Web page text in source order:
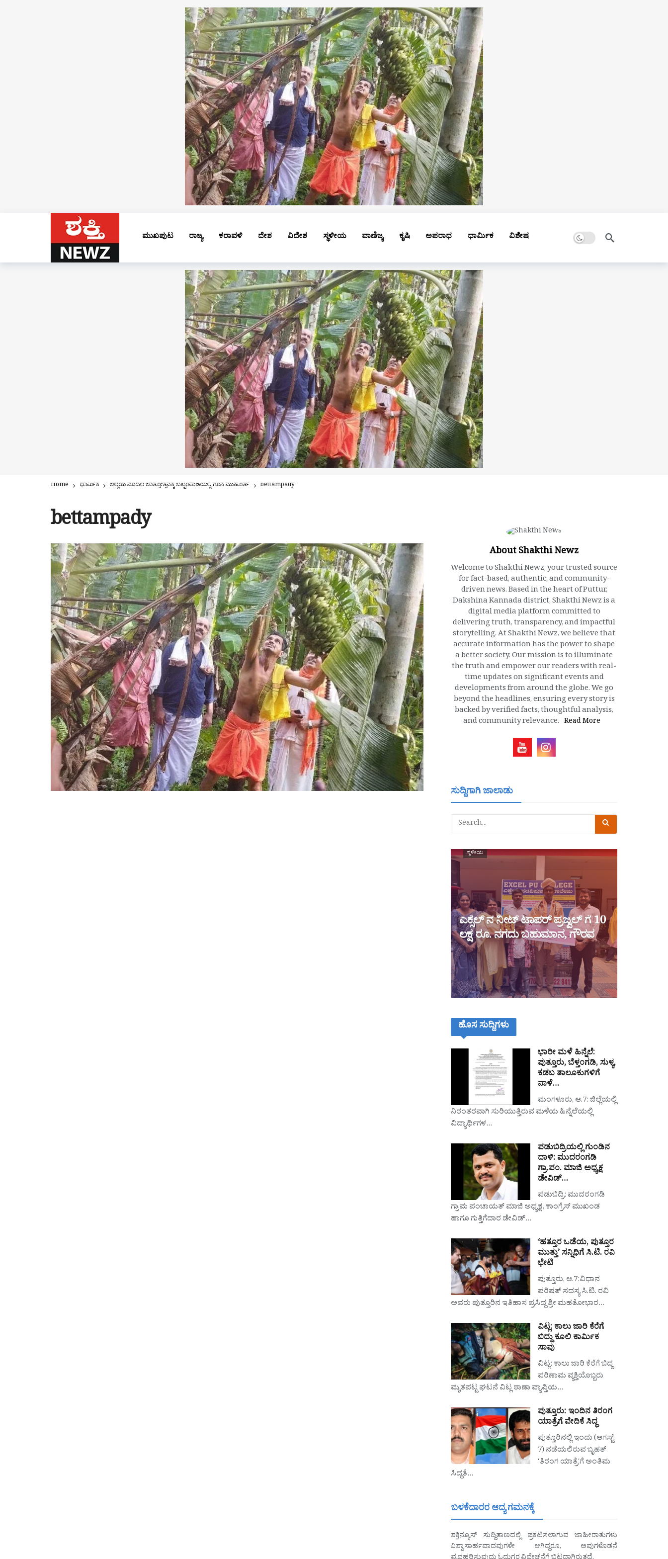
ಮುಖಪುಟ ರಾಜ್ಯ ಕರಾವಳಿ ದೇಶ ವಿದೇಶ ಸ್ಥಳೀಯ ವಾಣಿಜ್ಯ ಕೃಷಿ ಅಪರಾಧ ಧಾರ್ಮಿಕ ವಿಶೇಷ Dark mode
Home ಧಾರ್ಮಿಕ ಜಿಲ್ಲೆಯ ಮೊದಲ ಜಾತ್ರೋತ್ಸವಕ್ಕೆ ಬೆಟ್ಟಂಪಾಡಿಯಲ್ಲಿ ಗೊನೆ ಮುಹೂರ್ತ bettampady
bettampady
About Shakthi Newz
Welcome to Shakthi Newz, your trusted source
for fact-based, authentic, and community-
driven news. Based in the heart of Puttur,
Dakshina Kannada district, Shakthi Newz is a
digital media platform committed to
delivering truth, transparency, and impactful
storytelling. At Shakthi Newz, we believe that
accurate information has the power to shape
a better society. Our mission is to illuminate
the truth and empower our readers with real-
time updates on significant events and
developments from around the globe. We go
beyond the headlines, ensuring every story is
backed by verified facts, thoughtful analysis,
and community relevance. Read More
ಸುದ್ದಿಗಾಗಿ ಜಾಲಾಡು
ಸ್ಥಳೀಯ
ಎಕ್ಸೆಲ್ ನ ನೀಟ್ ಟಾಪರ್ ಪ್ರಜ್ವಲ್ ಗೆ 10
ಲಕ್ಷ ರೂ. ನಗದು ಬಹುಮಾನ, ಗೌರವ
ಹೊಸ ಸುದ್ದಿಗಳು
ಭಾರೀ ಮಳೆ ಹಿನ್ನೆಲೆ:
ಪುತ್ತೂರು, ಬೆಳ್ತಂಗಡಿ, ಸುಳ್ಯ,
ಕಡಬ ತಾಲೂಕುಗಳಿಗೆ
ನಾಳೆ…
ಮಂಗಳೂರು, ಆ.7: ಜಿಲ್ಲೆಯಲ್ಲಿ
ನಿರಂತರವಾಗಿ ಸುರಿಯುತ್ತಿರುವ ಮಳೆಯ ಹಿನ್ನೆಲೆಯಲ್ಲಿ
ವಿದ್ಯಾರ್ಥಿಗಳ…
ಪಡುಬಿದ್ರಿಯಲ್ಲಿ ಗುಂಡಿನ
ದಾಳಿ: ಮುದರಂಗಡಿ
ಗ್ರಾ.ಪಂ. ಮಾಜಿ ಅಧ್ಯಕ್ಷ
ಡೇವಿಡ್…
ಪಡುಬಿದ್ರಿ: ಮುದರಂಗಡಿ
ಗ್ರಾಮ ಪಂಚಾಯತ್ ಮಾಜಿ ಅಧ್ಯಕ್ಷ, ಕಾಂಗ್ರೆಸ್ ಮುಖಂಡ
ಹಾಗೂ ಗುತ್ತಿಗೆದಾರ ಡೇವಿಡ್…
‘ಹತ್ತೂರ ಒಡೆಯ, ಪುತ್ತೂರ
ಮುತ್ತು’ ಸನ್ನಿಧಿಗೆ ಸಿ.ಟಿ. ರವಿ
ಭೇಟಿ
ಪುತ್ತೂರು, ಆ.7:ವಿಧಾನ
ಪರಿಷತ್ ಸದಸ್ಯ ಸಿ.ಟಿ. ರವಿ
ಅವರು ಪುತ್ತೂರಿನ ಇತಿಹಾಸ ಪ್ರಸಿದ್ಧ ಶ್ರೀ ಮಹತೋಭಾರ…
ವಿಟ್ಲ: ಕಾಲು ಜಾರಿ ಕೆರೆಗೆ
ಬಿದ್ದು ಕೂಲಿ ಕಾರ್ಮಿಕ
ಸಾವು
ವಿಟ್ಲ: ಕಾಲು ಜಾರಿ ಕೆರೆಗೆ ಬಿದ್ದ
ಪರಿಣಾಮ ವ್ಯಕ್ತಿಯೊಬ್ಬರು
ಮೃತಪಟ್ಟ ಘಟನೆ ವಿಟ್ಲ ಠಾಣಾ ವ್ಯಾಪ್ತಿಯ…
ಪುತ್ತೂರು: ಇಂದಿನ ತಿರಂಗ
ಯಾತ್ರೆಗೆ ವೇದಿಕೆ ಸಿದ್ಧ
ಪುತ್ತೂರಿನಲ್ಲಿ ಇಂದು (ಆಗಸ್ಟ್
7) ನಡೆಯಲಿರುವ ಬೃಹತ್
'ತಿರಂಗ ಯಾತ್ರೆ'ಗೆ ಅಂತಿಮ
ಸಿದ್ಧತೆ…
ಬಳಕೆದಾರರ ಆದ್ಯ ಗಮನಕ್ಕೆ
ಶಕ್ತಿನ್ಯೂಸ್ ಸುದ್ದಿತಾಣದಲ್ಲಿ ಪ್ರಕಟಿಸಲಾಗುವ ಜಾಹೀರಾತುಗಳು
ವಿಶ್ವಾಸಾರ್ಹವಾದವುಗಳೇ ಆಗಿದ್ದರೂ, ಅವುಗಳೊಡನೆ